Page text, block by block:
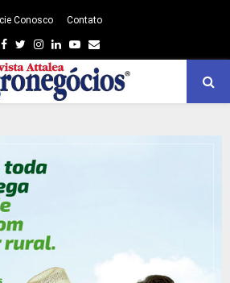
Conosco Contato
Facebook
TwitterInstagram
LinkedinYoutube
Email